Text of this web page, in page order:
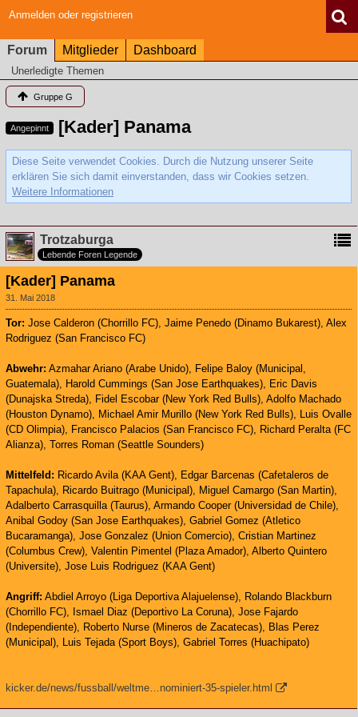
Anmelden oder registrieren
Forum Mitglieder Dashboard
Unerledigte Themen
Gruppe G
Angepinnt [Kader] Panama
Diese Seite verwendet Cookies. Durch die Nutzung unserer Seite
erklären Sie sich damit einverstanden, dass wir Cookies setzen.
Weitere Informationen
Trotzaburga
Lebende Foren Legende
[Kader] Panama
31. Mai 2018
Tor: Jose Calderon (Chorrillo FC), Jaime Penedo (Dinamo Bukarest), Alex
Rodriguez (San Francisco FC)
Abwehr: Azmahar Ariano (Arabe Unido), Felipe Baloy (Municipal,
Guatemala), Harold Cummings (San Jose Earthquakes), Eric Davis
(Dunajska Streda), Fidel Escobar (New York Red Bulls), Adolfo Machado
(Houston Dynamo), Michael Amir Murillo (New York Red Bulls), Luis Ovalle
(CD Olimpia), Francisco Palacios (San Francisco FC), Richard Peralta (FC
Alianza), Torres Roman (Seattle Sounders)
Mittelfeld: Ricardo Avila (KAA Gent), Edgar Barcenas (Cafetaleros de
Tapachula), Ricardo Buitrago (Municipal), Miguel Camargo (San Martin),
Adalberto Carrasquilla (Taurus), Armando Cooper (Universidad de Chile),
Anibal Godoy (San Jose Earthquakes), Gabriel Gomez (Atletico
Bucaramanga), Jose Gonzalez (Union Comercio), Cristian Martinez
(Columbus Crew), Valentin Pimentel (Plaza Amador), Alberto Quintero
(Universite), Jose Luis Rodriguez (KAA Gent)
Angriff: Abdiel Arroyo (Liga Deportiva Alajuelense), Rolando Blackburn
(Chorrillo FC), Ismael Diaz (Deportivo La Coruna), Jose Fajardo
(Independiente), Roberto Nurse (Mineros de Zacatecas), Blas Perez
(Municipal), Luis Tejada (Sport Boys), Gabriel Torres (Huachipato)
kicker.de/news/fussball/weltme…nominiert-35-spieler.html